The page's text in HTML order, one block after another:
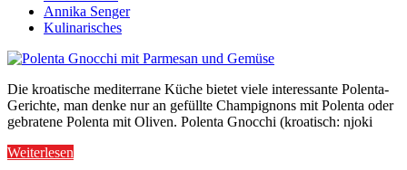
Annika Senger
Kulinarisches
Die kroatische mediterrane Küche bietet viele interessante Polenta-
Gerichte, man denke nur an gefüllte Champignons mit Polenta oder
gebratene Polenta mit Oliven. Polenta Gnocchi (kroatisch: njoki
Weiterlesen